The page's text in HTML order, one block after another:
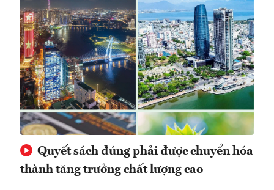
Quyết sách đúng phải được chuyển hóa
thành tăng trưởng chất lượng cao